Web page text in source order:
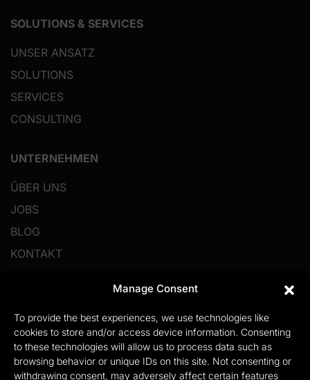
Manage Consent
To provide the best experiences, we use technologies like
cookies to store and/or access device information. Consenting
to these technologies will allow us to process data such as
browsing behavior or unique IDs on this site. Not consenting or
withdrawing consent, may adversely affect certain features
SOLUTIONS & SERVICES
UNSER ANSATZ
SOLUTIONS
SERVICES
CONSULTING
UNTERNEHMEN
ÜBER UNS
JOBS
BLOG
KONTAKT
IMPRESSUM
PRIVACY POLICY
COOKIE POLICY